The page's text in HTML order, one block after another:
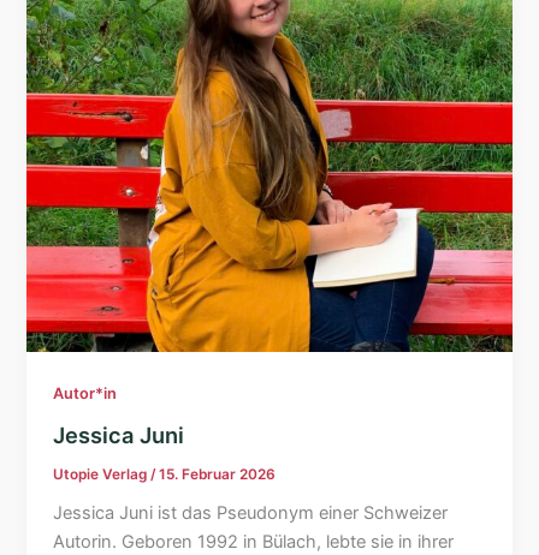
Autor*in
Jessica Juni
Utopie Verlag /15. Februar 2026
Jessica Juni ist das Pseudonym einer Schweizer
Autorin. Geboren 1992 in Bülach, lebte sie in ihrer